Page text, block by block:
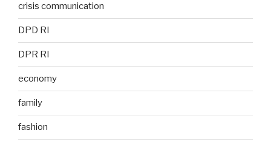
crisis communication
DPD RI
DPR RI
economy
family
fashion